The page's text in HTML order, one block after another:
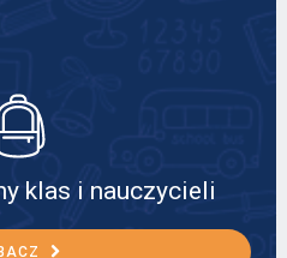
klas i nauczycieli